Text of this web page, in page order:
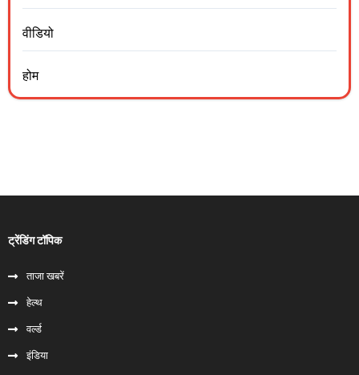
वीडियो
होम
ट्रेंडिंग टॉपिक
ताजा खबरें
हेल्‍थ
वर्ल्ड
इंडिया